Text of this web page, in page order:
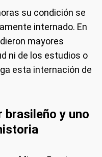
su condición se
internado. En
mayores
ni de los estudios o
esta internación de
brasileño y uno